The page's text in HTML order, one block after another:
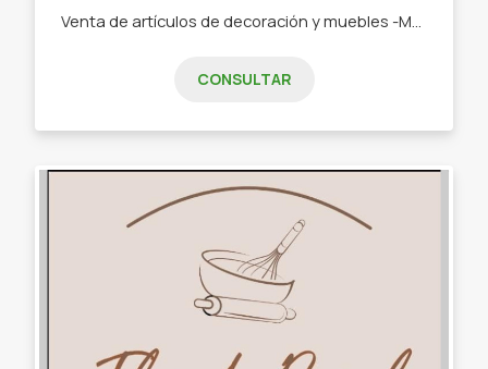
CONSULTAR